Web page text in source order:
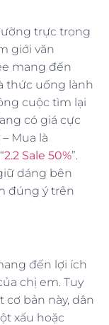
trực trong
giới văn
mang đến
thức uống lành
cuộc tìm lại
có giá cực
Mua là
2.2 Sale 50%”.
dáng bên
đúng ý trên
đến lợi ích
chị em. Tuy
bản này, dân
xấu hoặc